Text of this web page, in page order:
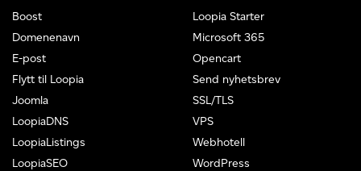
Boost
Domenenavn
E-post
Flytt til Loopia
Joomla
LoopiaDNS
LoopiaListings
LoopiaSEO
Loopia Starter
Microsoft 365
Opencart
Send nyhetsbrev
SSL/TLS
VPS
Webhotell
WordPress